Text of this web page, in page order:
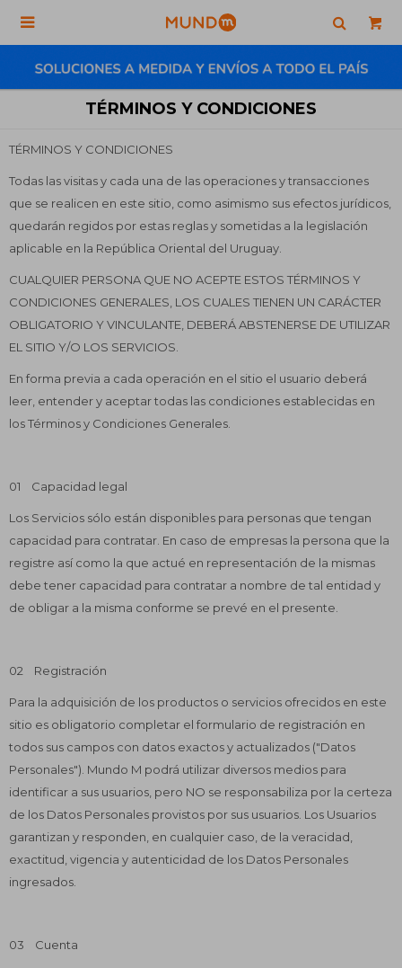

TÉRMINOS Y CONDICIONES
TÉRMINOS Y CONDICIONES
Todas las visitas y cada una de las operaciones y transacciones
que se realicen en este sitio, como asimismo sus efectos jurídicos,
quedarán regidos por estas reglas y sometidas a la legislación
aplicable en la República Oriental del Uruguay.
CUALQUIER PERSONA QUE NO ACEPTE ESTOS TÉRMINOS Y
CONDICIONES GENERALES, LOS CUALES TIENEN UN CARÁCTER
OBLIGATORIO Y VINCULANTE, DEBERÁ ABSTENERSE DE UTILIZAR
EL SITIO Y/O LOS SERVICIOS.
En forma previa a cada operación en el sitio el usuario deberá
leer, entender y aceptar todas las condiciones establecidas en
los Términos y Condiciones Generales.
01 Capacidad legal
Los Servicios sólo están disponibles para personas que tengan
capacidad para contratar. En caso de empresas la persona que la
registre así como la que actué en representación de la mismas
debe tener capacidad para contratar a nombre de tal entidad y
de obligar a la misma conforme se prevé en el presente.
02 Registración
Para la adquisición de los productos o servicios ofrecidos en este
sitio es obligatorio completar el formulario de registración en
todos sus campos con datos exactos y actualizados ("Datos
Personales"). Mundo M podrá utilizar diversos medios para
identificar a sus usuarios, pero NO se responsabiliza por la certeza
de los Datos Personales provistos por sus usuarios. Los Usuarios
garantizan y responden, en cualquier caso, de la veracidad,
exactitud, vigencia y autenticidad de los Datos Personales
ingresados.
03 Cuenta